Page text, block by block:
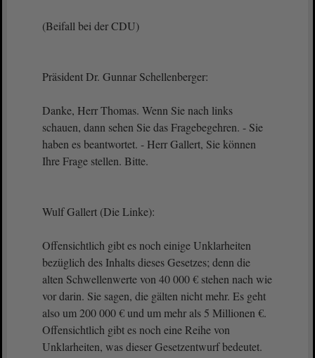
(Beifall bei der CDU)
Präsident Dr. Gunnar Schellenberger:
Danke, Herr Thomas. Wenn Sie nach links
schauen, dann sehen Sie das Fragebegehren. - Sie
haben es beantwortet. - Herr Gallert, Sie können
Ihre Frage stellen. Bitte.
Wulf Gallert (Die Linke):
Offensichtlich gibt es noch einige Unklarheiten
bezüglich des Inhalts dieses Gesetzes; denn die
alten Schwellenwerte von 40 000 € stehen nach wie
vor darin. Sie sagen, die gälten nicht mehr. Es geht
also um 200 000 € und um mehr als 5 Millionen €.
Offensichtlich gibt es noch eine Reihe von
Unklarheiten, was dieser Gesetzentwurf bedeutet.